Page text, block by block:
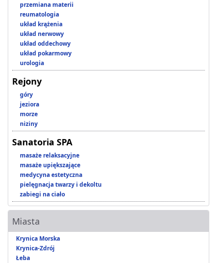
przemiana materii
reumatologia
układ krążenia
układ nerwowy
układ oddechowy
układ pokarmowy
urologia
Rejony
góry
jeziora
morze
niziny
Sanatoria SPA
masaże relaksacyjne
masaże upiększające
medycyna estetyczna
pielęgnacja twarzy i dekoltu
zabiegi na ciało
Miasta
Krynica Morska
Krynica-Zdrój
Łeba